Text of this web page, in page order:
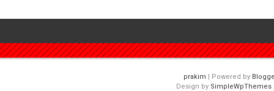
| Powered by
Design by SimpleWpThemes